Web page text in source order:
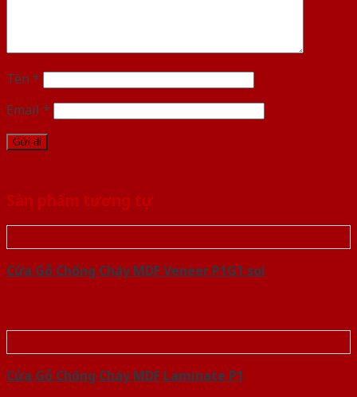
Tên *
Email *
Sản phẩm tương tự
Cửa Gỗ Chống Cháy MDF Veneer P1G1 soi
Cửa Gỗ Chống Cháy MDF Laminate P1